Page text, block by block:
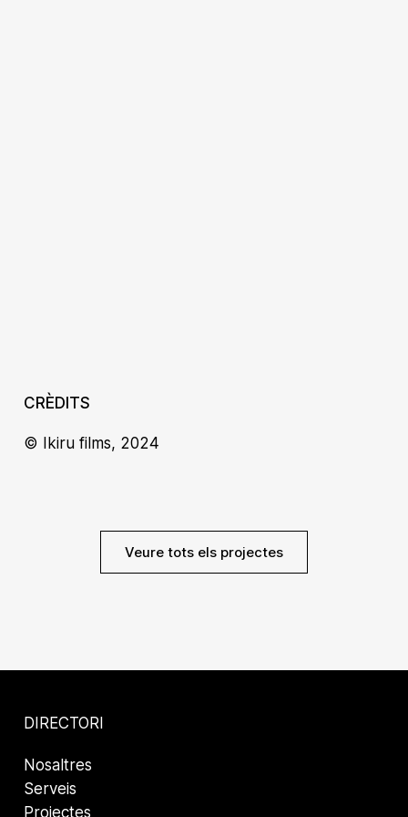
CRÈDITS
© Ikiru films, 2024
Veure tots els projectes
DIRECTORI
Nosaltres
Serveis
Projectes